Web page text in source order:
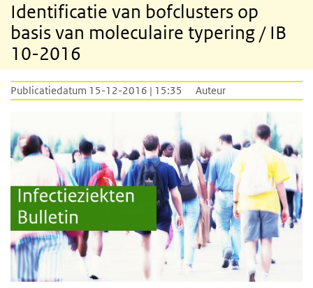
Identificatie van bofclusters op
basis van moleculaire typering / IB
10-2016
Publicatiedatum 15-12-2016 | 15:35 Auteur